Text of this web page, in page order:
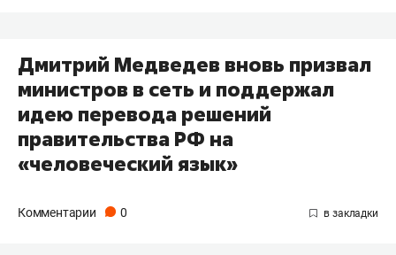
Дмитрий Медведев вновь призвал
министров в сеть и поддержал
идею перевода решений
правительства РФ на
«человеческий язык»
Комментарии 0